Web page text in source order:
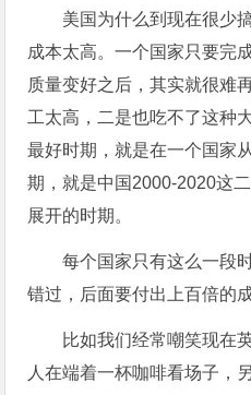
美国为什么到现在很少
成本太高。一个国家只要完
质量变好之后，其实就很难
工太高，二是也吃不了这种
最好时期，就是在一个国家
期，就是中国2000-2020这
展开的时期。
每个国家只有这么一段
错过，后面要付出上百倍的成
比如我们经常嘲笑现在
人在端着一杯咖啡看场子，